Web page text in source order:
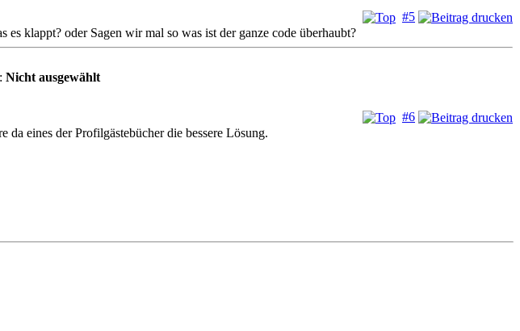
#5
klappt? oder Sagen wir mal so was ist der ganze code überhaubt?
Nicht ausgewählt
#6
eines der Profilgästebücher die bessere Lösung.